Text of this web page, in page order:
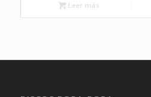
Leer más